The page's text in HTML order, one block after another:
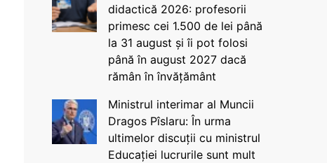
didactică 2026: profesorii
primesc cei 1.500 de lei până
la 31 august și îi pot folosi
până în august 2027 dacă
rămân în învățământ
Ministrul interimar al Muncii
Dragos Pîslaru: În urma
ultimelor discuții cu ministrul
Educației lucrurile sunt mult